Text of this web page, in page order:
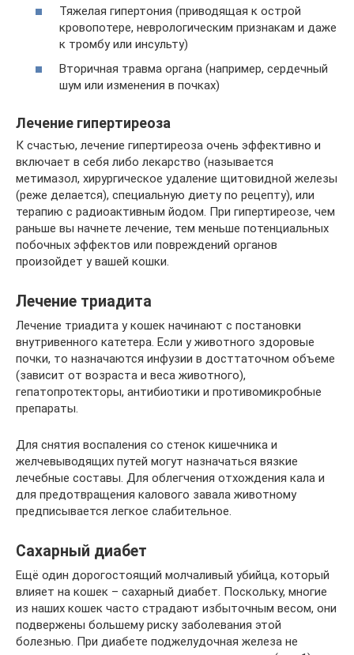
Тяжелая гипертония (приводящая к острой
кровопотере, неврологическим признакам и даже
к тромбу или инсульту)
Вторичная травма органа (например, сердечный
шум или изменения в почках)
Лечение гипертиреоза
К счастью, лечение гипертиреоза очень эффективно и
включает в себя либо лекарство (называется
метимазол, хирургическое удаление щитовидной железы
(реже делается), специальную диету по рецепту), или
терапию с радиоактивным йодом. При гипертиреозе, чем
раньше вы начнете лечение, тем меньше потенциальных
побочных эффектов или повреждений органов
произойдет у вашей кошки.
Лечение триадита
Лечение триадита у кошек начинают с постановки
внутривенного катетера. Если у животного здоровые
почки, то назначаются инфузии в досттаточном объеме
(зависит от возраста и веса животного),
гепатопротекторы, антибиотики и противомикробные
препараты.
Для снятия воспаления со стенок кишечника и
желчевыводящих путей могут назначаться вязкие
лечебные составы. Для облегчения отхождения кала и
для предотвращения калового завала животному
предписывается легкое слабительное.
Сахарный диабет
Ещё один дорогостоящий молчаливый убийца, который
влияет на кошек – сахарный диабет. Поскольку, многие
из наших кошек часто страдают избыточным весом, они
подвержены большему риску заболевания этой
болезнью. При диабете поджелудочная железа не